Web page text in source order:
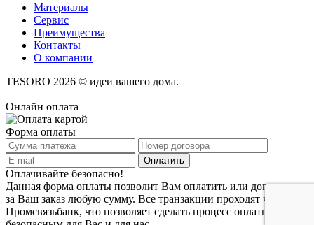
Материалы
Сервис
Преимущества
Контакты
О компании
TESORO 2026 © идеи вашего дома.
Онлайн оплата
Форма оплаты
Оплачивайте безопасно!
Данная форма оплаты позволит Вам оплатить или доплатить
за Ваш заказ любую сумму. Все транзакции проходят через
Промсвязьбанк, что позволяет сделать процесс оплаты заказа